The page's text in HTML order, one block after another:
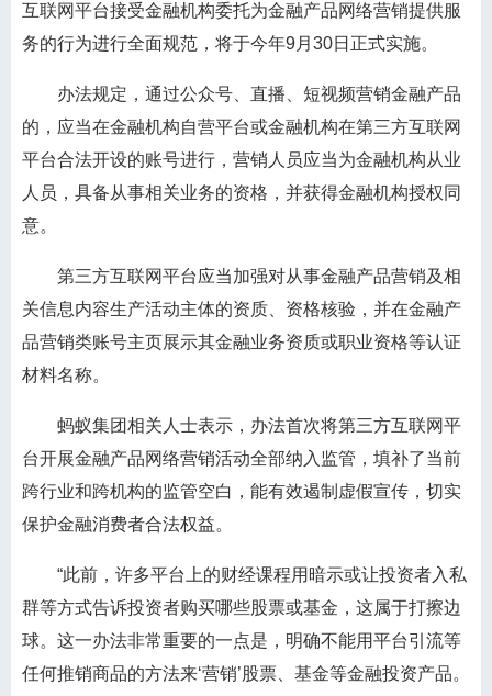
互联网平台接受金融机构委托为金融产品网络营销提供服
务的行为进行全面规范，将于今年9月30日正式实施。
办法规定，通过公众号、直播、短视频营销金融产品
的，应当在金融机构自营平台或金融机构在第三方互联网
平台合法开设的账号进行，营销人员应当为金融机构从业
人员，具备从事相关业务的资格，并获得金融机构授权同
意。
第三方互联网平台应当加强对从事金融产品营销及相
关信息内容生产活动主体的资质、资格核验，并在金融产
品营销类账号主页展示其金融业务资质或职业资格等认证
材料名称。
蚂蚁集团相关人士表示，办法首次将第三方互联网平
台开展金融产品网络营销活动全部纳入监管，填补了当前
跨行业和跨机构的监管空白，能有效遏制虚假宣传，切实
保护金融消费者合法权益。
“此前，许多平台上的财经课程用暗示或让投资者入私
群等方式告诉投资者购买哪些股票或基金，这属于打擦边
球。这一办法非常重要的一点是，明确不能用平台引流等
任何推销商品的方法来‘营销’股票、基金等金融投资产品。